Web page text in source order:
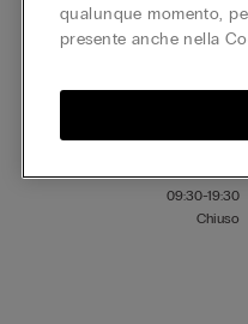
09:30-19:30
09:30-19:30
Chiuso
qualunque momento,
presente anche nella